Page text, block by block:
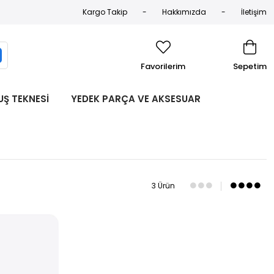
Kargo Takip Hakkımızda İletişim
Sepetim
Favorilerim
TEKNESİ YEDEK PARÇA VE AKSESUAR
3 Ürün